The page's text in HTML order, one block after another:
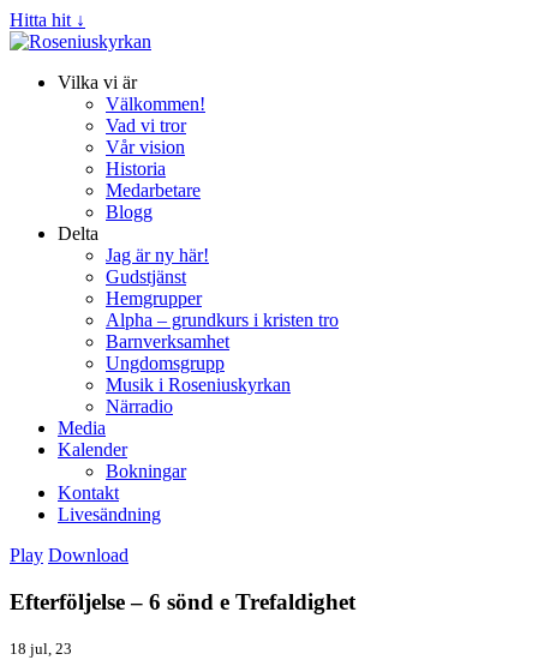
Hitta hit ↓
Vilka vi är
Välkommen!
Vad vi tror
Vår vision
Historia
Medarbetare
Blogg
Delta
Jag är ny här!
Gudstjänst
Hemgrupper
Alpha – grundkurs i kristen tro
Barnverksamhet
Ungdomsgrupp
Musik i Roseniuskyrkan
Närradio
Media
Kalender
Bokningar
Kontakt
Livesändning
Play Download
Efterföljelse – 6 sönd e Trefaldighet
18 jul, 23